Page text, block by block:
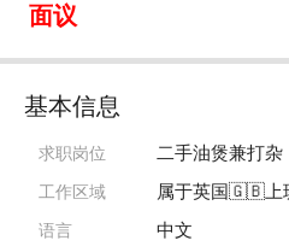
面议
基本信息
求职岗位 二手油煲兼打杂
工作区域 属于英国🇬🇧上
语言 中文